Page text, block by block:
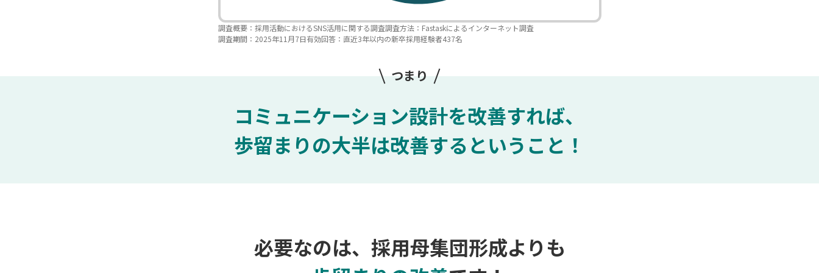
調査概要：採用活動におけるSNS活用に関する調査調査方法：Fastaskによるインターネット調査
調査期間：2025年11月7日有効回答：直近3年以内の新卒採用経験者437名
つまり
コミュニケーション設計を改善すれば、
歩留まりの大半は改善するということ！
必要なのは、採用母集団形成よりも